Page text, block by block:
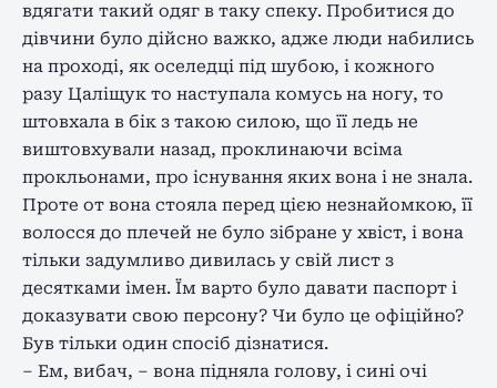
вдягати такий одяг в таку спеку. Пробитися до
дівчини було дійсно важко, адже люди набились
на проході, як оселедці під шубою, і кожного
разу Цаліщук то наступала комусь на ногу, то
штовхала в бік з такою силою, що її ледь не
виштовхували назад, проклинаючи всіма
прокльонами, про існування яких вона і не знала.
Проте от вона стояла перед цією незнайомкою, її
волосся до плечей не було зібране у хвіст, і вона
тільки задумливо дивилась у свій лист з
десятками імен. Їм варто було давати паспорт і
доказувати свою персону? Чи було це офіційно?
Був тільки один спосіб дізнатися.
– Ем, вибач, – вона підняла голову, і сині очі